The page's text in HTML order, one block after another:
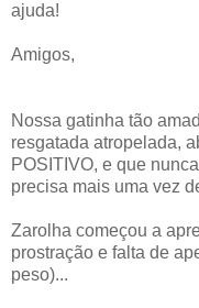
ajuda!
Amigos,
Nossa gatinha tão
resgatada atropelada,
POSITIVO, e que
precisa mais uma vez
Zarolha começou a
prostração e falta de
peso)...